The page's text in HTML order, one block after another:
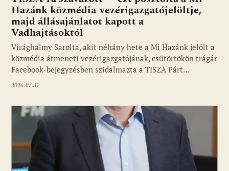
Hazánk közmédia-vezérigazgatójelöltje,
majd állásajánlatot kapott a
Vadhajtásoktól
Virághalmy Sarolta, akit néhány hete a Mi Hazánk jelölt a
közmédia átmeneti vezérigazgatójának, csütörtökön trágár
Facebook-bejegyzésben szidalmazta a TISZA Párt…
2026.07.31.